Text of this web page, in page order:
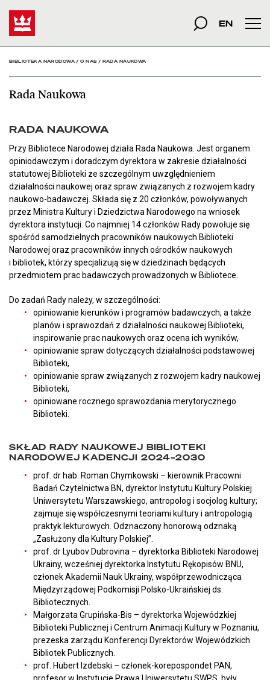
Rada Naukowa - szukana fraza
Szukaj
EN
BIBLIOTEKA NARODOWA/O NAS/ RADA NAUKOWA
Rada Naukowa
RADA NAUKOWA
Przy Bibliotece Narodowej działa Rada Naukowa. Jest organem
opiniodawczym i doradczym dyrektora w zakresie działalności
statutowej Biblioteki ze szczególnym uwzględnieniem
działalności naukowej oraz spraw związanych z rozwojem kadry
naukowo-badawczej. Składa się z 20 członków, powoływanych
przez Ministra Kultury i Dziedzictwa Narodowego na wniosek
dyrektora instytucji. Co najmniej 14 członków Rady powołuje się
spośród samodzielnych pracowników naukowych Biblioteki
Narodowej oraz pracowników innych ośrodków naukowych
i bibliotek, którzy specjalizują się w dziedzinach będących
przedmiotem prac badawczych prowadzonych w Bibliotece.
Do zadań Rady należy, w szczególności:
opiniowanie kierunków i programów badawczych, a także
planów i sprawozdań z działalności naukowej Biblioteki,
inspirowanie prac naukowych oraz ocena ich wyników,
opiniowanie spraw dotyczących działalności podstawowej
Biblioteki,
opiniowanie spraw związanych z rozwojem kadry naukowej
Biblioteki,
opiniowane rocznego sprawozdania merytorycznego
Biblioteki.
SKŁAD RADY NAUKOWEJ BIBLIOTEKI
NARODOWEJ KADENCJI 2024–2030
prof. dr hab. Roman Chymkowski – kierownik Pracowni
Badań Czytelnictwa BN, dyrektor Instytutu Kultury Polskiej
Uniwersytetu Warszawskiego, antropolog i socjolog kultury;
zajmuje się współczesnymi teoriami kultury i antropologią
praktyk lekturowych. Odznaczony honorową odznaką
„Zasłużony dla Kultury Polskiej”.
prof. dr Lyubov Dubrovina – dyrektorka Biblioteki Narodowej
Ukrainy, wcześniej dyrektorka Instytutu Rękopisów BNU,
członek Akademii Nauk Ukrainy, współprzewodnicząca
Międzyrządowej Podkomisji Polsko-Ukraińskiej ds.
Bibliotecznych.
Małgorzata Grupińska-Bis – dyrektorka Wojewódzkiej
Biblioteki Publicznej i Centrum Animacji Kultury w Poznaniu,
prezeska zarządu Konferencji Dyrektorów Wojewódzkich
Bibliotek Publicznych.
prof. Hubert Izdebski – członek-korepospondet PAN,